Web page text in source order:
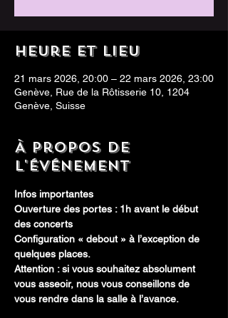
Heure et lieu
21 mars 2026, 20:00 – 22 mars 2026, 23:00
Genève, Rue de la Rôtisserie 10, 1204
Genève, Suisse
À propos de
l'événement
Infos importantes
Ouverture des portes : 1h avant le début
des concerts
Configuration « debout » à l’exception de
quelques places.
Attention : si vous souhaitez absolument
vous asseoir, nous vous conseillons de
vous rendre dans la salle à l’avance.